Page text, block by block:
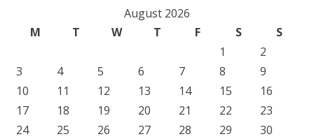
August 2026
M
T W T F S
S
1
2
3
4 5 6 7 8
9
10
11 12 13 14 15
16
17
18 19 20 21 22
23
24
25 26 27 28 29
30